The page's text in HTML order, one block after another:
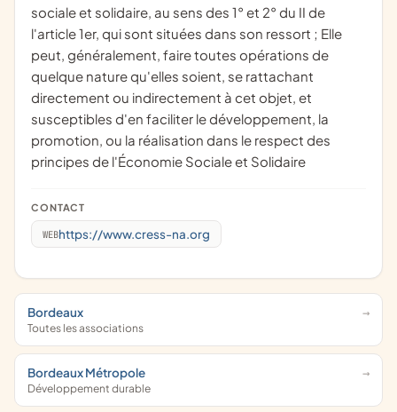
sociale et solidaire, au sens des 1° et 2° du II de
l'article 1er, qui sont situées dans son ressort ; Elle
peut, généralement, faire toutes opérations de
quelque nature qu'elles soient, se rattachant
directement ou indirectement à cet objet, et
susceptibles d'en faciliter le développement, la
promotion, ou la réalisation dans le respect des
principes de l'Économie Sociale et Solidaire
CONTACT
WEBhttps://www.cress-na.org
Bordeaux
Toutes les associations
Bordeaux Métropole
Développement durable